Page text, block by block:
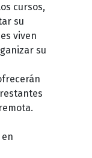
cursos,
su
viven
su